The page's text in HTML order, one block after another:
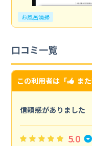
お風呂清掃
口コミ一覧
この利用者は「 ま
信頼感がありました
5.0